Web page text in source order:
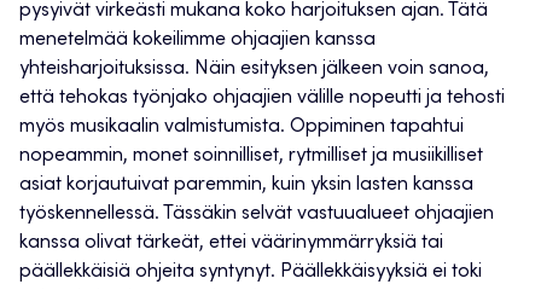
pysyivät virkeästi mukana koko harjoituksen ajan. Tätä
menetelmää kokeilimme ohjaajien kanssa
yhteisharjoituksissa. Näin esityksen jälkeen voin sanoa,
että tehokas työnjako ohjaajien välille nopeutti ja tehosti
myös musikaalin valmistumista. Oppiminen tapahtui
nopeammin, monet soinnilliset, rytmilliset ja musiikilliset
asiat korjautuivat paremmin, kuin yksin lasten kanssa
työskennellessä. Tässäkin selvät vastuualueet ohjaajien
kanssa olivat tärkeät, ettei väärinymmärryksiä tai
päällekkäisiä ohjeita syntynyt. Päällekkäisyyksiä ei toki